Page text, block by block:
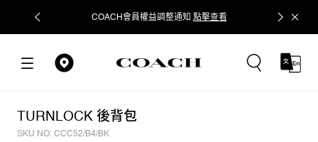
COACH會員權益調整通知 點擊查看 立即追蹤
TURNLOCK 後背包
SKU NO: CCC52/B4/BK